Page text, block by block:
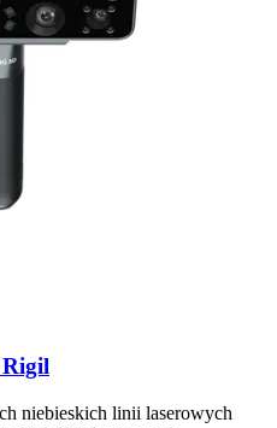
niebieskich linii laserowych